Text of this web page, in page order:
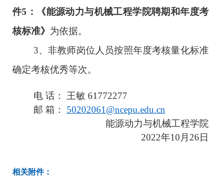
件5 ：《能源动力与机械工程学院聘期和年度考
核标准》 为依据。
3、非教师岗位人员按照年度考核量化标准
确定考核优秀等次。
电 话： 王敏 61772277
邮 箱 ： 50202061@ncepu.edu.cn
能源动力与机械工程学院
2022年10月 26 日
相关附件：